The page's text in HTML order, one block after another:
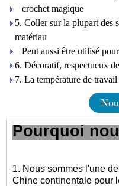
crochet magique
5. Coller sur la plupart des
matériau
Peut aussi être utilisé
6. Décoratif, respectueux
7. La température de
Pourquoi
1. Nous sommes l'une
Chine continentale pour